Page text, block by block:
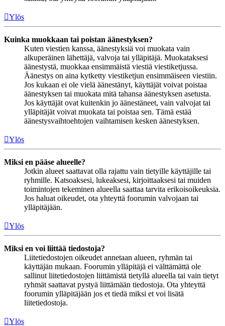
Ylös
Kuinka muokkaan tai poistan äänestyksen?
Kuten viestien kanssa, äänestyksiä voi muokata vain
alkuperäinen lähettäjä, valvoja tai ylläpitäjä. Muokataksesi
äänestystä, muokkaa ensimmäistä viestiä viestiketjussa.
Äänestys on aina kytketty viestiketjun ensimmäiseen viestiin.
Jos kukaan ei ole vielä äänestänyt, käyttäjät voivat poistaa
äänestyksen tai muokata mitä tahansa äänestyksen asetusta.
Jos käyttäjät ovat kuitenkin jo äänestäneet, vain valvojat tai
ylläpitäjät voivat muokata tai poistaa sen. Tämä estää
äänestysvaihtoehtojen vaihtamisen kesken äänestyksen.
Ylös
Miksi en pääse alueelle?
Jotkin alueet saattavat olla rajattu vain tietyille käyttäjille tai
ryhmille. Katsoaksesi, lukeaksesi, kirjoittaaksesi tai muiden
toimintojen tekeminen alueella saattaa tarvita erikoisoikeuksia.
Jos haluat oikeudet, ota yhteyttä foorumin valvojaan tai
ylläpitäjään.
Ylös
Miksi en voi liittää tiedostoja?
Liitetiedostojen oikeudet annetaan alueen, ryhmän tai
käyttäjän mukaan. Foorumin ylläpitäjä ei välttämättä ole
sallinut liitetiedostojen liittämistä tietyllä alueella tai vain tietyt
ryhmät saattavat pystyä liittämään tiedostoja. Ota yhteyttä
foorumin ylläpitäjään jos et tiedä miksi et voi lisätä
liitetiedostoja.
Ylös